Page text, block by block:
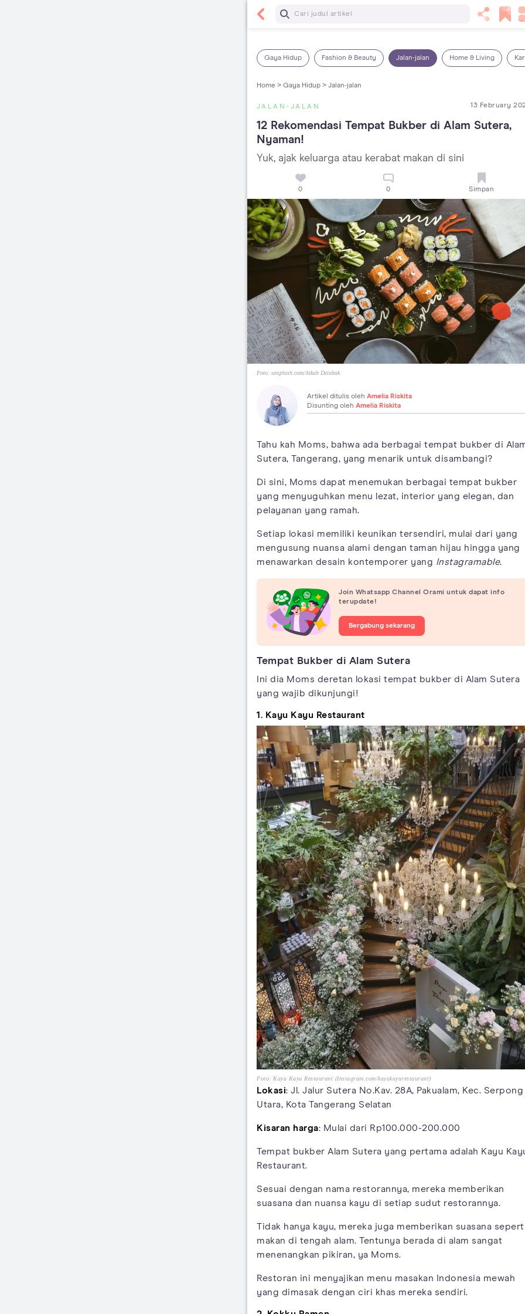
Baca Selanjutnya
Gaya Hidup Fashion & Beauty Jalan-jalan Home & Living
Home > Gaya Hidup > Jalan-jalan
JALAN-JALAN 13 February
12 Rekomendasi Tempat Bukber di Alam Sutera,
Nyaman!
Yuk, ajak keluarga atau kerabat makan di sini
0 0 Simpan
Foto: unsplash.com/Jakub Dziubak
Artikel ditulis oleh Amelia Riskita
Disunting oleh Amelia Riskita
Tahu kah Moms, bahwa ada berbagai tempat bukber di
Sutera, Tangerang, yang menarik untuk disambangi?
Di sini, Moms dapat menemukan berbagai tempat bukber
yang menyuguhkan menu lezat, interior yang elegan, dan
pelayanan yang ramah.
Setiap lokasi memiliki keunikan tersendiri, mulai dari yang
mengusung nuansa alami dengan taman hijau hingga yang
menawarkan desain kontemporer yang Instagramable.
Join Whatsapp Channel Orami untuk dapat info
terupdate!
Bergabung sekarang
Tempat Bukber di Alam Sutera
Ini dia Moms deretan lokasi tempat bukber di Alam Sutera
yang wajib dikunjungi!
1. Kayu Kayu Restaurant
Foto: Kayu Kayu Restaurant (Instagram.com/kayukayurestaurant)
Lokasi: Jl. Jalur Sutera No.Kav. 28A, Pakualam, Kec. Serpong
Utara, Kota Tangerang Selatan
Kisaran harga: Mulai dari Rp100.000-200.000
Tempat bukber Alam Sutera yang pertama adalah Kayu
Restaurant.
Sesuai dengan nama restorannya, mereka memberikan
suasana dan nuansa kayu di setiap sudut restorannya.
Tidak hanya kayu, mereka juga memberikan suasana
makan di tengah alam. Tentunya berada di alam sangat
menenangkan pikiran, ya Moms.
Restoran ini menyajikan menu masakan Indonesia mewah
yang dimasak dengan ciri khas mereka sendiri.